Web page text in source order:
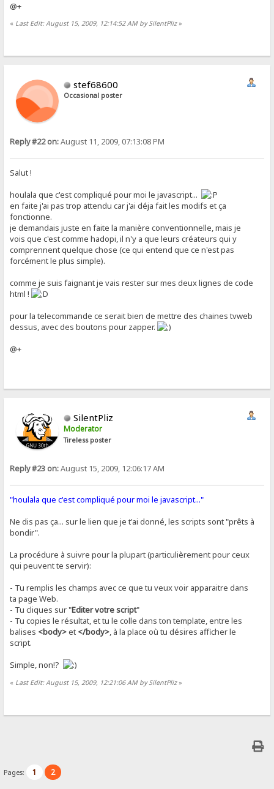
@+
« Last Edit: August 15, 2009, 12:14:52 AM by SilentPliz»
stef68600
Occasional poster
Reply #22 on:August 11, 2009, 07:13:08 PM
Salut !
houlala que c'est compliqué pour moi le javascript...
en faite j'ai pas trop attendu car j'ai déja fait les modifs et ça
fonctionne.
je demandais juste en faite la manière conventionnelle, mais je
vois que c'est comme hadopi, il n'y a que leurs créateurs qui y
comprennent quelque chose (ce qui entend que ce n'est pas
forcément le plus simple).
comme je suis faignant je vais rester sur mes deux lignes de code
html !
pour la telecommande ce serait bien de mettre des chaines tvweb
dessus, avec des boutons pour zapper.
@+
SilentPliz
Moderator
Tireless poster
Reply #23 on:August 15, 2009, 12:06:17 AM
"houlala que c'est compliqué pour moi le javascript..."
Ne dis pas ça... sur le lien que je t'ai donné, les scripts sont "prêts à
bondir".
La procédure à suivre pour la plupart (particulièrement pour ceux
qui peuvent te servir):
- Tu remplis les champs avec ce que tu veux voir apparaitre dans
ta page Web.
- Tu cliques sur "Editer votre script"
- Tu copies le résultat, et tu le colle dans ton template, entre les
balises <body>et </body>, à la place où tu désires afficher le
script.
Simple, non!?
« Last Edit: August 15, 2009, 12:21:06 AM by SilentPliz»
Pages: 1 2